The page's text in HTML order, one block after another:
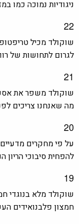
ניגודיות נמוכה כמו
22
שוקולד מכיל
לגרום לתחושות של
21
שוקולד משפר את
מה שאנחנו צריכים
20
על פי מחקרים
להפחית סיבוכי הריון
19
שוקולד מלא בנוגדי
חמצון פלבנואידים